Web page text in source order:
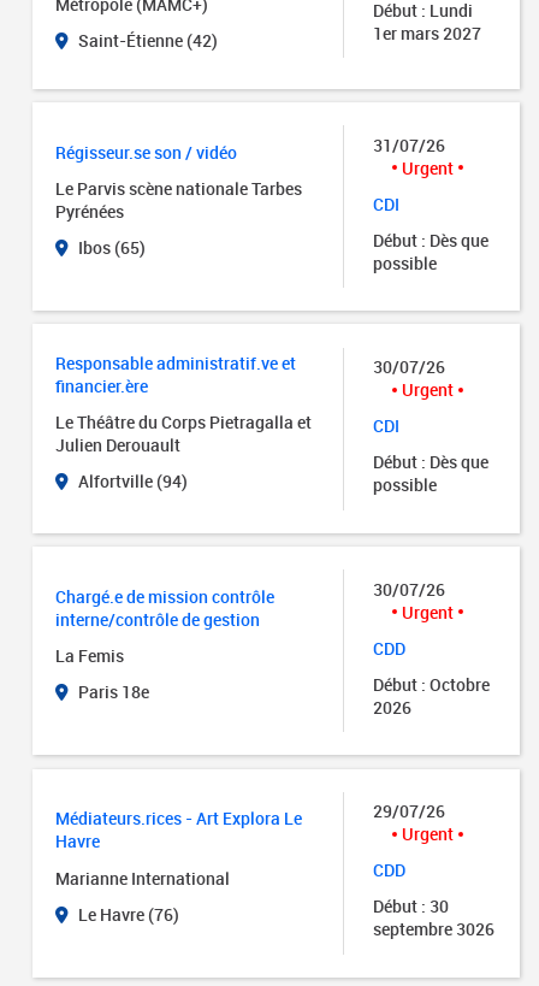
Saint-Étienne (42)
Début : Lundi
1er mars 2027
Régisseur.se son / vidéo
Le Parvis scène nationale Tarbes
Pyrénées
Ibos (65)
31/07/26
Urgent
CDI
Début : Dès que
possible
Responsable administratif.ve et
financier.ère
Le Théâtre du Corps Pietragalla et
Julien Derouault
Alfortville (94)
30/07/26
Urgent
CDI
Début : Dès que
possible
Chargé.e de mission contrôle
interne/contrôle de gestion
La Femis
Paris 18e
30/07/26
Urgent
CDD
Début : Octobre
2026
Médiateurs.rices - Art Explora Le
Havre
Marianne International
Le Havre (76)
29/07/26
Urgent
CDD
Début : 30
septembre 3026